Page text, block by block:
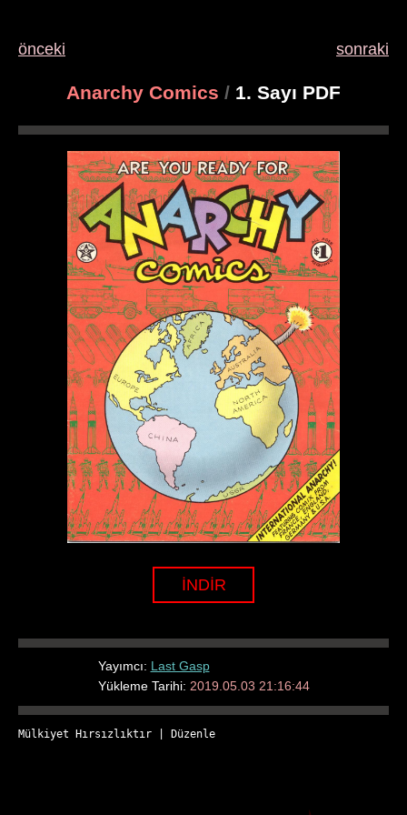
önceki sonraki
Anarchy Comics / 1. Sayı PDF
İNDİR
Yayımcı: Last Gasp
Yükleme Tarihi: 2019.05.03 21:16:44
Mülkiyet Hırsızlıktır Düzenle